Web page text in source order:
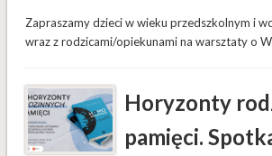
Zapraszamy dzieci w wieku przedszkolnym i
wraz z rodzicami/opiekunami na warsztaty o
Horyzonty
pamięci.